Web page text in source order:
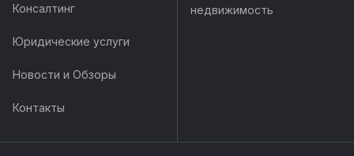
Консалтинг
Юридические услуги
Новости и Обзоры
Контакты
недвижимость